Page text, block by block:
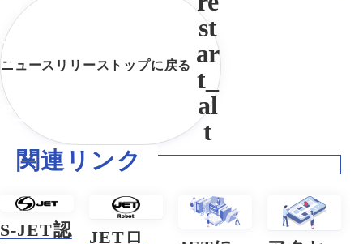
ニュースリリーストップに戻る
関連リンク
S-JET認
JETロ